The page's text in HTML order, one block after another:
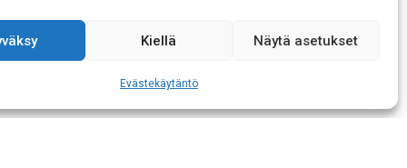
Kiellä Näytä asetukset
Evästekäytäntö